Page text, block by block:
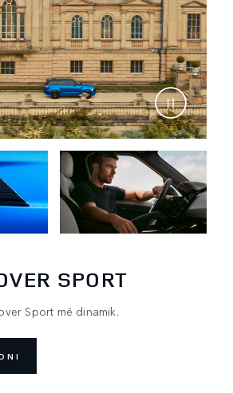
SPORT
Sport më dinamik.